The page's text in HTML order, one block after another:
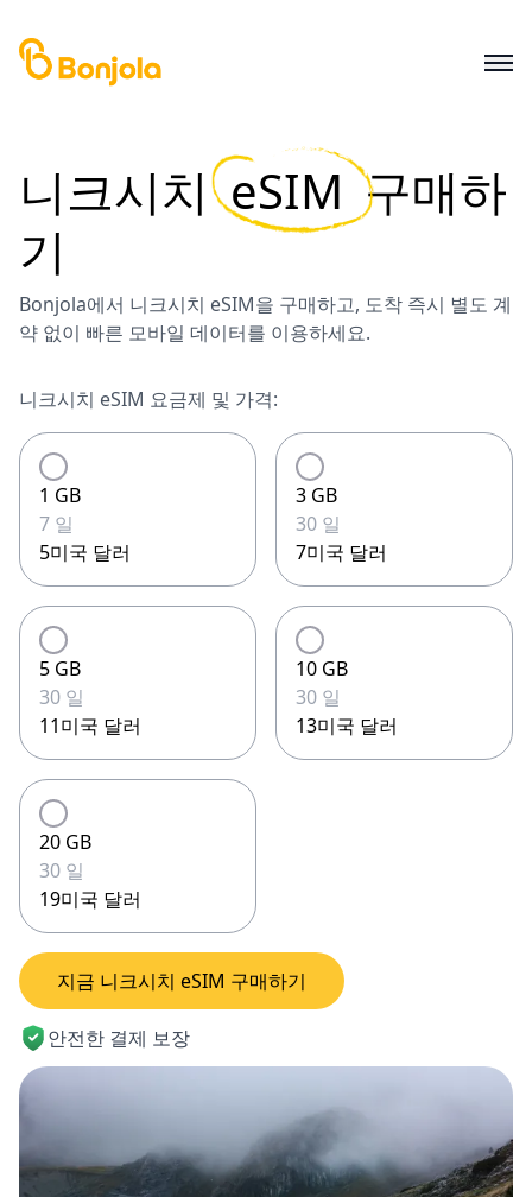
니크시치 eSIM 구매하
기
Bonjola에서 니크시치 eSIM을 구매하고, 도착 즉시 별도 계
약 없이 빠른 모바일 데이터를 이용하세요.
니크시치 eSIM 요금제 및 가격:
1 GB
7 일
5미국 달러
3 GB
30 일
7미국 달러
5 GB
30 일
11미국 달러
10 GB
30 일
13미국 달러
20 GB
30 일
19미국 달러
지금 니크시치 eSIM 구매하기
안전한 결제 보장